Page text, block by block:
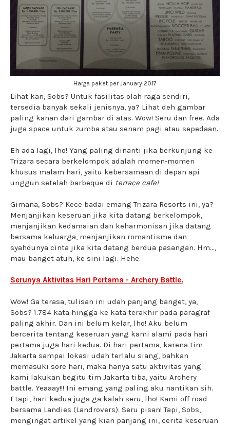
Harga paket per January 2017
Lihat kan, Sobs? Untuk fasilitas olah raga sendiri,
tersedia banyak sekali jenisnya, ya? Lihat deh gambar
paling kanan dari gambar di atas. Wow! Seru dan free. Ada
juga space untuk zumba atau senam pagi atau sepedaan.
Eh ada lagi, lho! Yang paling dinanti jika berkunjung ke
Trizara secara berkelompok adalah momen-momen
khusus malam hari, yaitu kebersamaan di depan api
unggun setelah barbeque di terrace cafe!
Gimana, Sobs? Kece badai emang Trizara Resorts ini, ya?
Menjanjikan keseruan jika kita datang berkelompok,
menjanjikan kedamaian dan keharmonisan jika datang
bersama keluarga, menjanjikan romantisme dan
syahdunya cinta jika kita datang berdua pasangan. Hm...,
mau banget atuh, ke sini lagi. Hehe.
Serunya Aktivitas Hari Pertama - Archery Battle.
Wow! Ga terasa, tulisan ini udah panjang banget, ya,
Sobs? 1.784 kata hingga ke kata terakhir pada paragraf
paling akhir. Dan ini belum kelar, lho! Aku belum
bercerita tentang keseruan yang kami alami pada hari
pertama juga hari kedua. Di hari pertama, karena tim
Jakarta sampai lokasi udah terlalu siang, bahkan
memasuki sore hari, maka hanya satu aktivitas yang
kami lakukan begitu tim Jakarta tiba, yaitu Archery
battle. Yeaaay!!! Ini emang yang paling aku nantikan sih.
Etapi, hari kedua juga ga kalah seru, lho! Kami off road
bersama Landies (Landrovers). Seru pisan! Tapi, Sobs,
mengingat artikel yang kian panjang ini, cerita keseruan